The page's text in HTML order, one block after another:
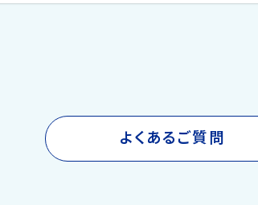
よくあるご質問